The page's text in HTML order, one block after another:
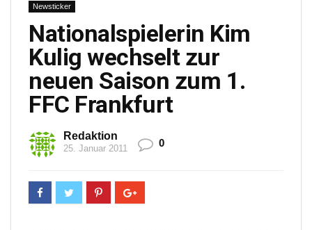
Newsticker
Nationalspielerin Kim
Kulig wechselt zur
neuen Saison zum 1.
FFC Frankfurt
Redaktion
25. Januar 2011 0